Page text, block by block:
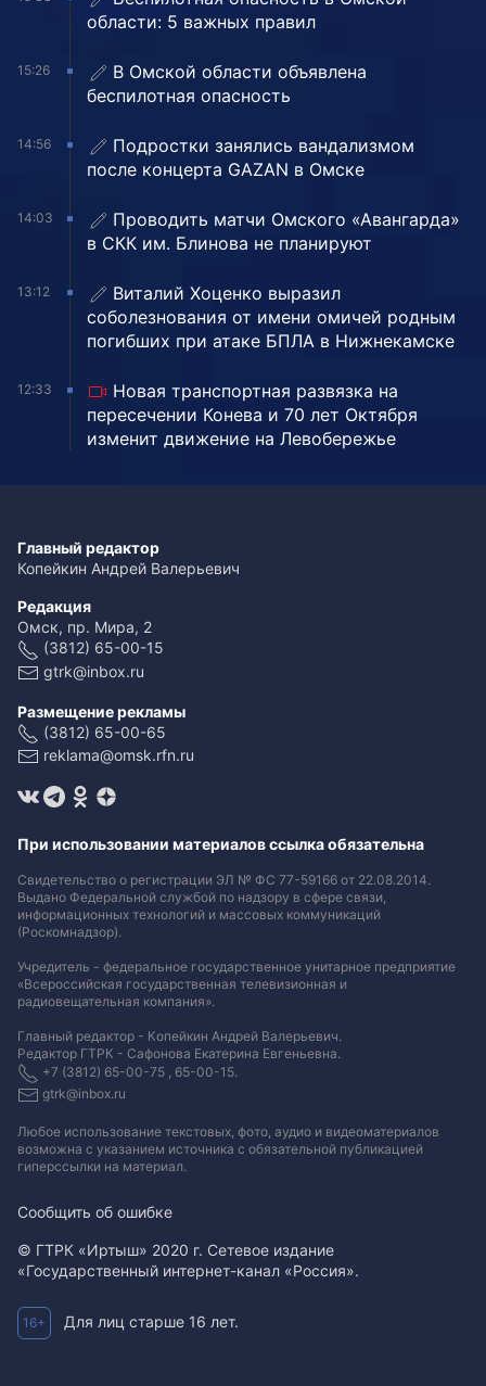
области: 5 важных правил
15:26
В Омской области объявлена
беспилотная опасность
14:56
Подростки занялись вандализмом
после концерта GAZAN в Омске
14:03
Проводить матчи Омского «Авангарда»
в СКК им. Блинова не планируют
13:12
Виталий Хоценко выразил
соболезнования от имени омичей родным
погибших при атаке БПЛА в Нижнекамске
12:33
Новая транспортная развязка на
пересечении Конева и 70 лет Октября
изменит движение на Левобережье
Главный редактор
Копейкин Андрей Валерьевич
Редакция
Омск, пр. Мира, 2
(3812) 65-00-15
gtrk@inbox.ru
Размещение рекламы
(3812) 65-00-65
reklama@omsk.rfn.ru
При использовании материалов ссылка обязательна
Свидетельство о регистрации ЭЛ № ФС 77-59166 от 22.08.2014.
Выдано Федеральной службой по надзору в сфере связи,
информационных технологий и массовых коммуникаций
(Роскомнадзор).
Учредитель - федеральное государственное унитарное предприятие
«Всероссийская государственная телевизионная и
радиовещательная компания».
Главный редактор - Копейкин Андрей Валерьевич.
Редактор ГТРК - Сафонова Екатерина Евгеньевна.
+7 (3812) 65-00-75 , 65-00-15.
gtrk@inbox.ru
Любое использование текстовых, фото, аудио и видеоматериалов
возможна с указанием источника с обязательной публикацией
гиперссылки на материал.
Сообщить об ошибке
© ГТРК «Иртыш» 2020 г. Сетевое издание
«Государственный интернет-канал «Россия».
16+ Для лиц старше 16 лет.